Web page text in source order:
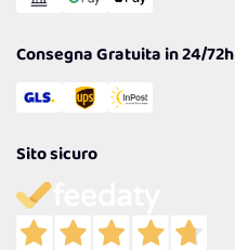
Consegna Gratuita in 24/72h
Sito sicuro